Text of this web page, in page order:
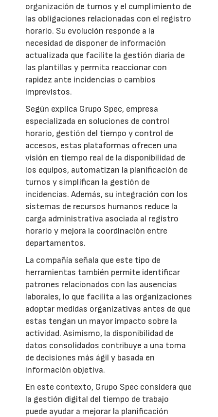
organización de turnos y el cumplimiento de
las obligaciones relacionadas con el registro
horario. Su evolución responde a la
necesidad de disponer de información
actualizada que facilite la gestión diaria de
las plantillas y permita reaccionar con
rapidez ante incidencias o cambios
imprevistos.
Según explica Grupo Spec, empresa
especializada en soluciones de control
horario, gestión del tiempo y control de
accesos, estas plataformas ofrecen una
visión en tiempo real de la disponibilidad de
los equipos, automatizan la planificación de
turnos y simplifican la gestión de
incidencias. Además, su integración con los
sistemas de recursos humanos reduce la
carga administrativa asociada al registro
horario y mejora la coordinación entre
departamentos.
La compañía señala que este tipo de
herramientas también permite identificar
patrones relacionados con las ausencias
laborales, lo que facilita a las organizaciones
adoptar medidas organizativas antes de que
estas tengan un mayor impacto sobre la
actividad. Asimismo, la disponibilidad de
datos consolidados contribuye a una toma
de decisiones más ágil y basada en
información objetiva.
En este contexto, Grupo Spec considera que
la gestión digital del tiempo de trabajo
puede ayudar a mejorar la planificación